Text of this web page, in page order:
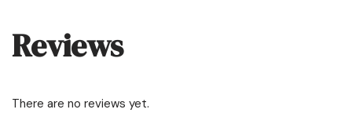
Reviews
There are no reviews yet.